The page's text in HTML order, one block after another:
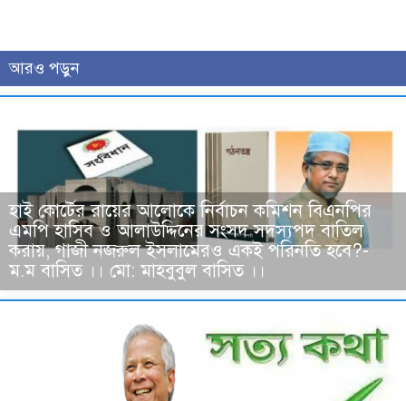
আরও পড়ুন
হাই কোর্টের রায়ের আলোকে নির্বাচন কমিশন বিএনপির
এমপি হাসিব ও আলাউদ্দিনের সংসদ সদস্যপদ বাতিল
করায়, গাজী নজরুল ইসলামেরও একই পরিনতি হবে?-
ম.ম বাসিত ।। মো: মাহবুবুল বাসিত ।।